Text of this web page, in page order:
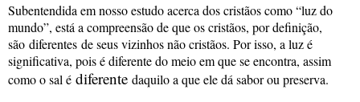
Subentendida em nosso estudo acerca dos cristãos como “luz do
mundo”, está a compreensão de que os cristãos, por definição,
são diferentes de seus vizinhos não cristãos. Por isso, a luz é
significativa, pois é diferente do meio em que se encontra, assim
como o sal é diferente daquilo a que ele dá sabor ou preserva.